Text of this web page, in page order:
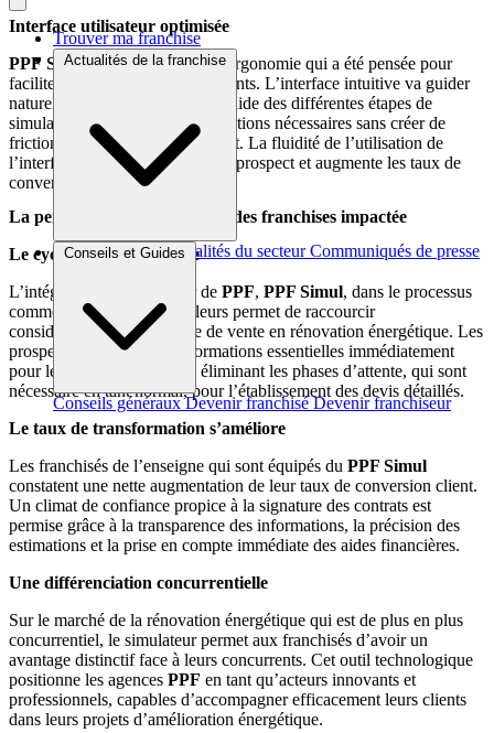
Trouver ma franchise
Actualités de la franchise
Brèves et actus Actualités du secteur Communiqués de presse
Conseils et Guides
Conseils généraux Devenir franchisé Devenir franchiseur
Interface utilisateur optimisée
PPF Simulest constitué d’une ergonomie qui a été pensée pour
faciliter l’interaction avec les clients. L’interface intuitive va guider
naturellement les utilisateurs à l’aide des différentes étapes de
simulation, collectant les informations nécessaires sans créer de
friction dans le parcours du client. La fluidité de l’utilisation de
l’interface améliore l’expérience prospect et augmente les taux de
conversion.
La performance commerciale des franchises impactée
Le cycle de vente accélère
L’intégration du simulateur de PPF, PPF Simul, dans le processus
commercial des franchisés leurs permet de raccourcir
considérablement leur cycle de vente en rénovation énergétique. Les
prospects disposent des informations essentielles immédiatement
pour leur prise de décision, éliminant les phases d’attente, qui sont
nécessaire en tant normal, pour l’établissement des devis détaillés.
Le taux de transformation s’améliore
Les franchisés de l’enseigne qui sont équipés du PPF Simul
constatent une nette augmentation de leur taux de conversion client.
Un climat de confiance propice à la signature des contrats est
permise grâce à la transparence des informations, la précision des
estimations et la prise en compte immédiate des aides financières.
Une différenciation concurrentielle
Sur le marché de la rénovation énergétique qui est de plus en plus
concurrentiel, le simulateur permet aux franchisés d’avoir un
avantage distinctif face à leurs concurrents. Cet outil technologique
positionne les agences PPF en tant qu’acteurs innovants et
professionnels, capables d’accompagner efficacement leurs clients
dans leurs projets d’amélioration énergétique.